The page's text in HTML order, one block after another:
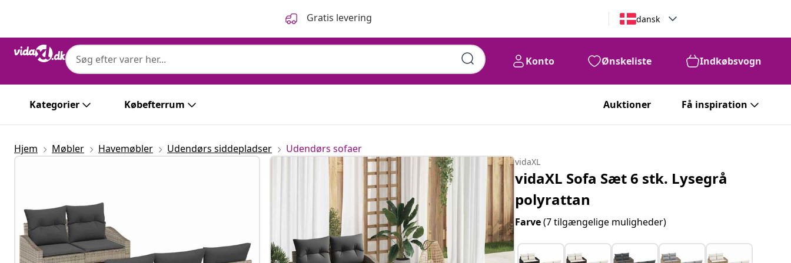
Gratis levering dansk
Konto Ønskeliste Indkøbsvogn
Kategorier Købefterrum Auktioner Få inspiration
Hjem Møbler Havemøbler Udendørs siddepladser Udendørs sofaer
vidaXL
vidaXL Sofa Sæt 6 stk. Lysegrå
polyrattan
Farve(7 tilgængelige muligheder)